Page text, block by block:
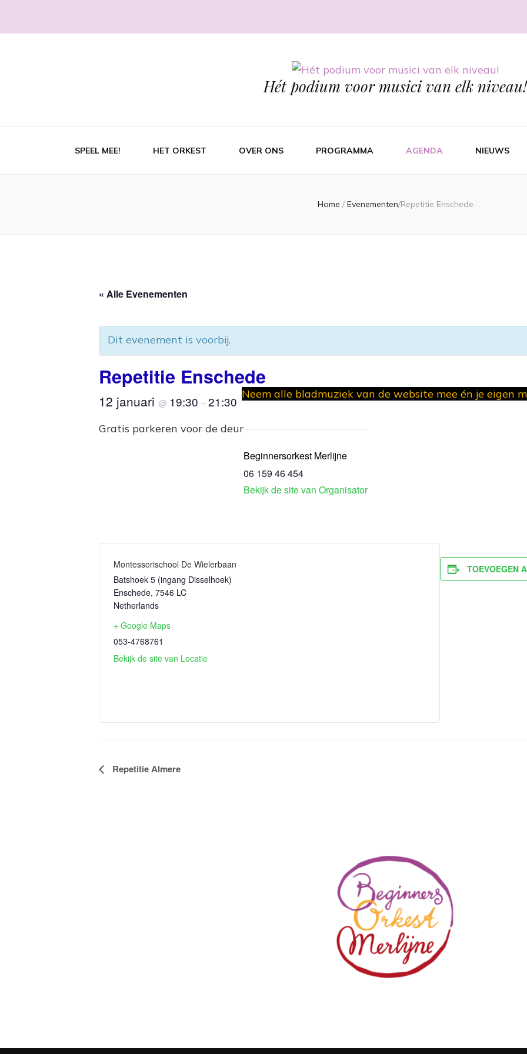
Hét podium voor musici van elk niveau!
SPEEL MEE! HET ORKEST OVER ONS PROGRAMMA AGENDA NIEUWS
Home / Evenementen/Repetitie Enschede
« Alle Evenementen
Dit evenement is voorbij.
Repetitie Enschede
12 januari @ 19:30 –21:30 Neem alle bladmuziek van de website mee én je eigen
Gratis parkeren voor de deur
Beginnersorkest Merlijne
06 159 46 454
Bekijk de site van Organisator
Montessorischool De Wielerbaan
Batshoek 5 (ingang Disselhoek)
Enschede, 7546 LC
Netherlands
+ Google Maps
053-4768761
Bekijk de site van Locatie
TOEVOEGEN
Evenement
Repetitie Almere